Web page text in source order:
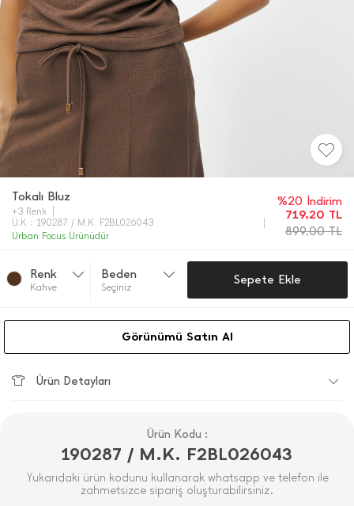
Tokalı Bluz
+3 Renk
Ü.K : 190287 / M.K. F2BL026043
Urban Focus Ürünüdür
%20 İndirim
719,20 TL
899,00TL
Renk
Kahve
Beden
Seçiniz
Sepete Ekle
Görünümü Satın Al
Ürün Detayları
Ürün Kodu :
190287 / M.K. F2BL026043
Yukarıdaki ürün kodunu kullanarak whatsapp ve telefon ile
zahmetsizce sipariş oluşturabilirsiniz.